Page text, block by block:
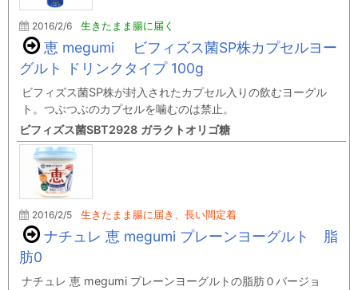
2016/2/6 生きたまま腸に届く
恵 megumi ビフィズス菌SP株カプセルヨー
グルト ドリンクタイプ 100g
ビフィズス菌SP株が封入されたカプセル入りの飲むヨーグル
ト。つぶつぶのカプセルを噛むのは禁止。
ビフィズス菌SBT2928 ガラクトオリゴ糖
2016/2/5 生きたまま腸に届き、長い間定着
ナチュレ 恵 megumi プレーンヨーグルト 脂
肪0
ナチュレ 恵 megumi プレーンヨーグルトの脂肪０バージョ